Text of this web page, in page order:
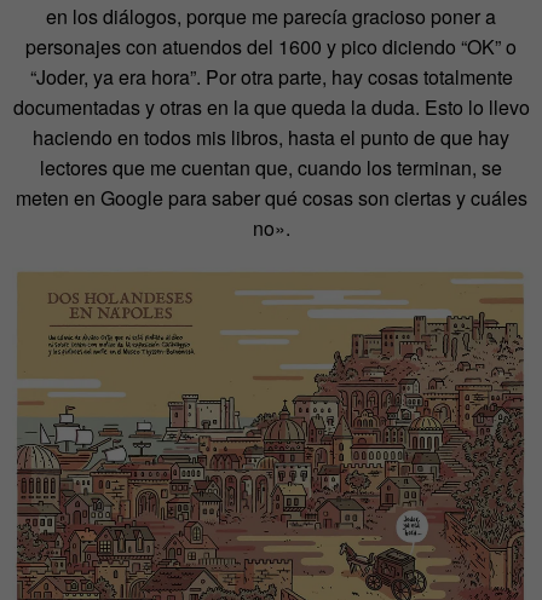
en los diálogos, porque me parecía gracioso poner a
personajes con atuendos del 1600 y pico diciendo “OK” o
“Joder, ya era hora”. Por otra parte, hay cosas totalmente
documentadas y otras en la que queda la duda. Esto lo llevo
haciendo en todos mis libros, hasta el punto de que hay
lectores que me cuentan que, cuando los terminan, se
meten en Google para saber qué cosas son ciertas y cuáles
no».